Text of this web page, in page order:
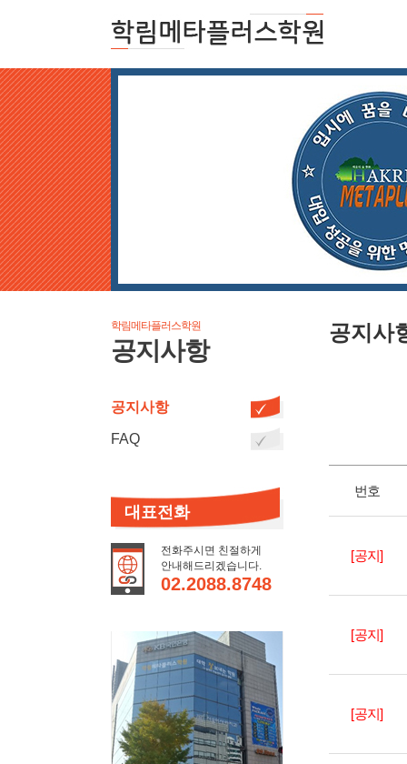
학림메타플러스학원
공지사항
공지사항
FAQ
대표전화
전화주시면 친절하게
안내해드리겠습니다.
02.2088.8748
공지사
번호
[공지]
[공지]
[공지]